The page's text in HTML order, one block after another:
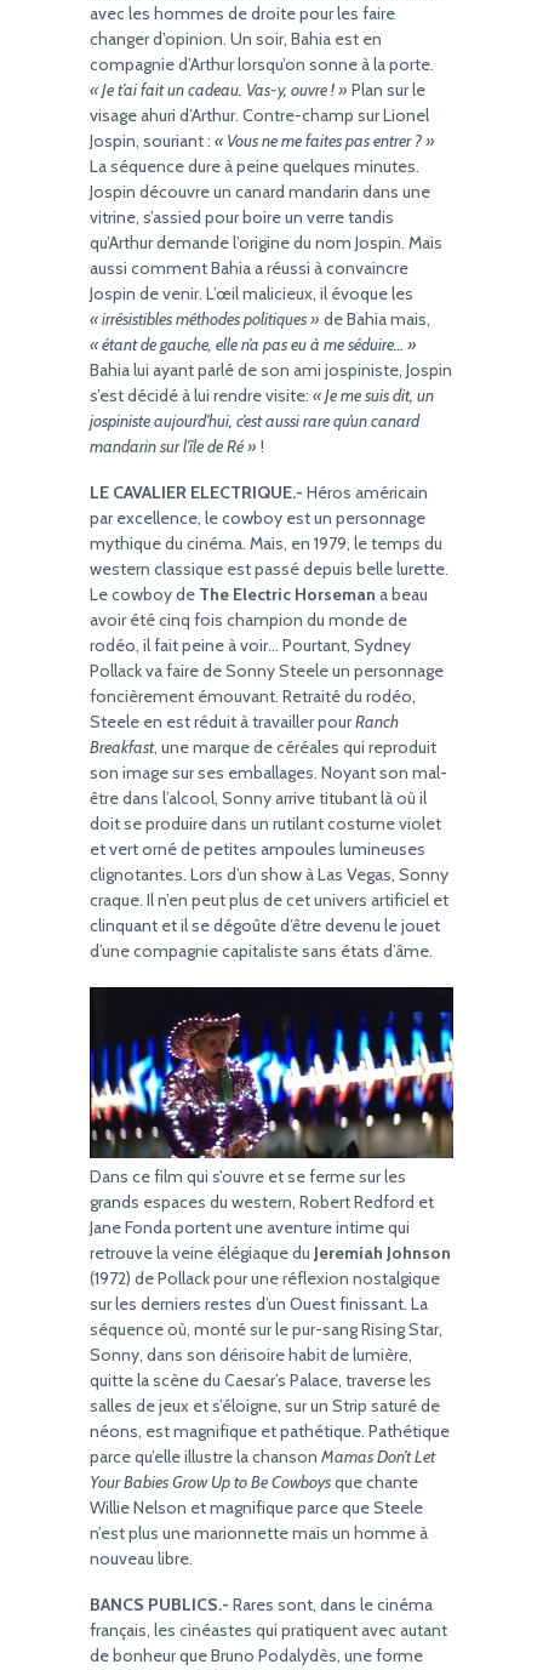
avec les hommes de droite pour les faire
changer d’opinion. Un soir, Bahia est en
compagnie d’Arthur lorsqu’on sonne à la porte.
« Je t’ai fait un cadeau. Vas-y, ouvre ! » Plan sur le
visage ahuri d’Arthur. Contre-champ sur Lionel
Jospin, souriant : « Vous ne me faites pas entrer ? »
La séquence dure à peine quelques minutes.
Jospin découvre un canard mandarin dans une
vitrine, s’assied pour boire un verre tandis
qu’Arthur demande l’origine du nom Jospin. Mais
aussi comment Bahia a réussi à convaincre
Jospin de venir. L’œil malicieux, il évoque les
« irrésistibles méthodes politiques » de Bahia mais,
« étant de gauche, elle n’a pas eu à me séduire… »
Bahia lui ayant parlé de son ami jospiniste, Jospin
s’est décidé à lui rendre visite: « Je me suis dit, un
jospiniste aujourd’hui, c’est aussi rare qu’un canard
mandarin sur l’île de Ré » !
LE CAVALIER ELECTRIQUE.- Héros américain
par excellence, le cowboy est un personnage
mythique du cinéma. Mais, en 1979, le temps du
western classique est passé depuis belle lurette.
Le cowboy de The Electric Horseman a beau
avoir été cinq fois champion du monde de
rodéo, il fait peine à voir… Pourtant, Sydney
Pollack va faire de Sonny Steele un personnage
foncièrement émouvant. Retraité du rodéo,
Steele en est réduit à travailler pourRanch
Breakfast, une marque de céréales qui reproduit
son image sur ses emballages. Noyant son mal-
être dans l’alcool, Sonny arrive titubant là où il
doit se produire dans un rutilant costume violet
et vert orné de petites ampoules lumineuses
clignotantes. Lors d’un show à Las Vegas, Sonny
craque. Il n’en peut plus de cet univers artificiel et
clinquant et il se dégoûte d’être devenu le jouet
d’une compagnie capitaliste sans états d’âme.
Dans ce film qui s’ouvre et se ferme sur les
grands espaces du western, Robert Redford et
Jane Fonda portent une aventure intime qui
retrouve la veine élégiaque du Jeremiah Johnson
(1972) de Pollack pour une réflexion nostalgique
sur les derniers restes d’un Ouest finissant. La
séquence où, monté sur le pur-sang Rising Star,
Sonny, dans son dérisoire habit de lumière,
quitte la scène du Caesar’s Palace, traverse les
salles de jeux et s’éloigne, sur un Strip saturé de
néons, est magnifique et pathétique. Pathétique
parce qu’elle illustre la chanson Mamas Don’t Let
Your Babies Grow Up to Be Cowboysque chante
Willie Nelson et magnifique parce que Steele
n’est plus une marionnette mais un homme à
nouveau libre.
BANCS PUBLICS.- Rares sont, dans le cinéma
français, les cinéastes qui pratiquent avec autant
de bonheur que Bruno Podalydès, une forme